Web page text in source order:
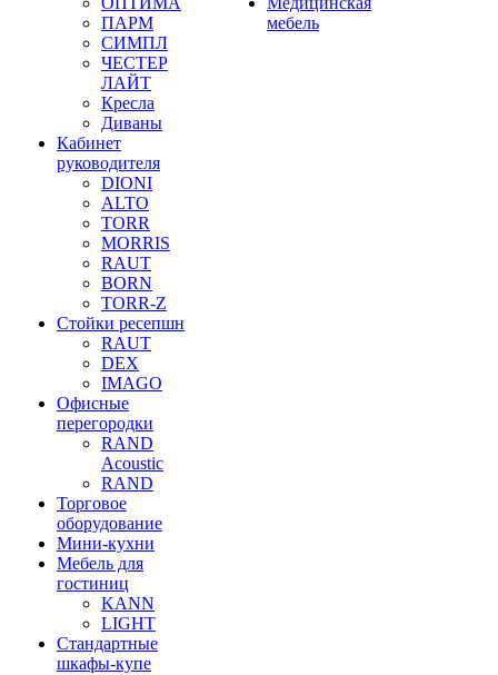
ПАРМ
СИМПЛ
ЧЕСТЕР
ЛАЙТ
Кресла
Диваны
Кабинет
руководителя
DIONI
ALTO
TORR
MORRIS
RAUT
BORN
TORR-Z
Стойки ресепшн
RAUT
DEX
IMAGO
Офисные
перегородки
RAND
Acoustic
RAND
Торговое
оборудование
Мини-кухни
Мебель для
гостиниц
KANN
LIGHT
Стандартные
шкафы-купе
мебель